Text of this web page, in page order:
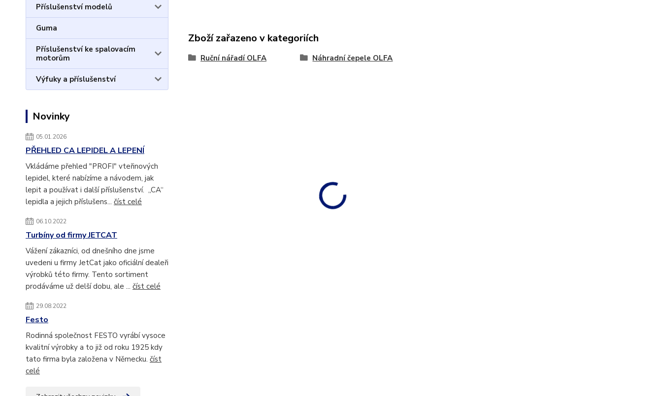
Příslušenství modelů
Guma
Příslušenství ke spalovacím
motorům
Výfuky a příslušenství
Novinky
05.01.2026
PŘEHLED CA LEPIDEL A LEPENÍ
Vkládáme přehled "PROFI" vteřinových
lepidel, které nabízíme a návodem, jak
lepit a používat i další příslušenství. „CA“
lepidla a jejich příslušens... číst celé
06.10.2022
Turbíny od firmy JETCAT
Vážení zákazníci, od dnešního dne jsme
uvedeni u firmy JetCat jako oficiální dealeři
výrobků této firmy. Tento sortiment
prodáváme už delší dobu, ale ... číst celé
29.08.2022
Festo
Rodinná společnost FESTO vyrábí vysoce
kvalitní výrobky a to již od roku 1925 kdy
tato firma byla založena v Německu. číst
celé
Zboží zařazeno v kategoriích
Ruční nářadí OLFA Náhradní čepele OLFA